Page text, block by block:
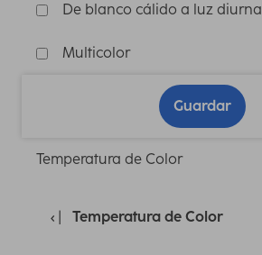
De blanco cálido a luz diurna
Multicolor
Guardar
Temperatura de Color
Temperatura de Color